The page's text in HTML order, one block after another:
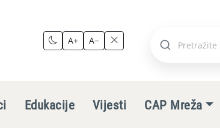
A+ A−
Pretraži
Edukacije Vijesti CAP Mreža